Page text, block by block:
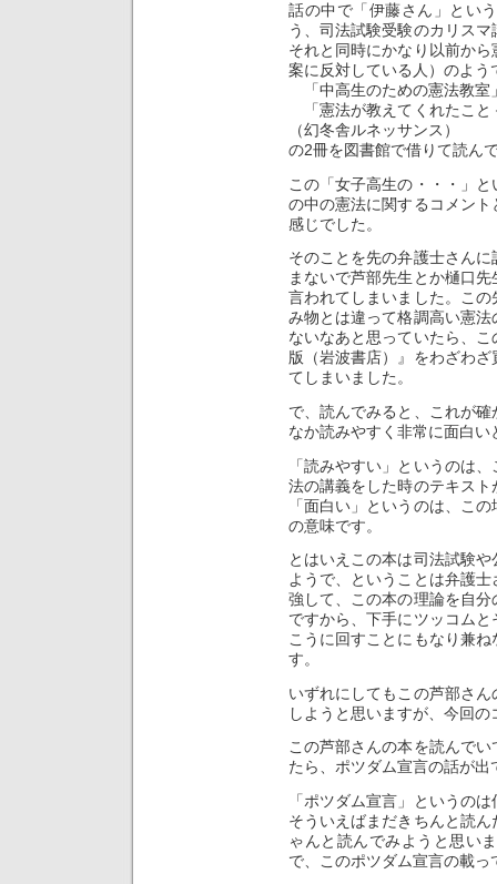
話の中で「伊藤さん」とい
う、司法試験受験のカリス
それと同時にかなり以前か
案に反対している人）のよ
「中高生のための憲法教室
「憲法が教えてくれたこと
（幻冬舎ルネッサンス）
の2冊を図書館で借りて読ん
この「女子高生の・・・」
の中の憲法に関するコメン
感じでした。
そのことを先の弁護士さん
まないで芦部先生とか樋口
言われてしまいました。こ
み物とは違って格調高い憲
ないなあと思っていたら、
版（岩波書店）』をわざわ
てしまいました。
で、読んでみると、これが
なか読みやすく非常に面白
「読みやすい」というのは
法の講義をした時のテキス
「面白い」というのは、こ
の意味です。
とはいえこの本は司法試験
ようで、ということは弁護
強して、この本の理論を自
ですから、下手にツッコム
こうに回すことにもなり兼
す。
いずれにしてもこの芦部さ
しようと思いますが、今回
この芦部さんの本を読んで
たら、ポツダム宣言の話が出
「ポツダム宣言」というの
そういえばまだきちんと読
ゃんと読んでみようと思い
で、このポツダム宣言の載